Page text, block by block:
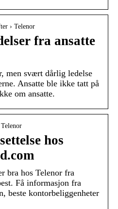
› Telenor
fra ansatte
men svært dårlig ledelse
Ansatte ble ikke tatt på
om ansatte.
hos
bra hos Telenor fra
Få informasjon fra
beste kontorbeliggenheter